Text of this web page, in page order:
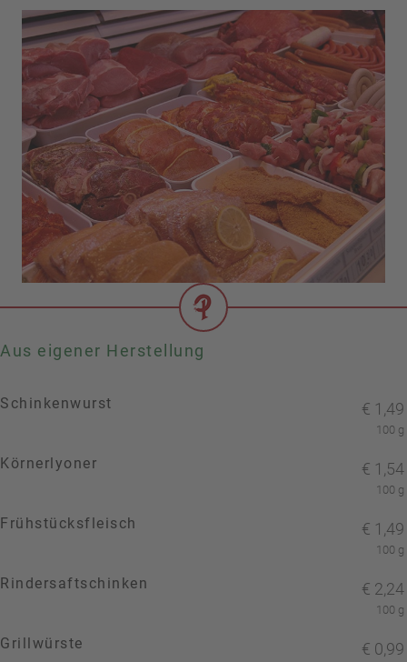
Aus eigener Herstellung
Schinkenwurst € 1,49
100 g
Körnerlyoner € 1,54
100 g
Frühstücksfleisch € 1,49
100 g
Rindersaftschinken € 2,24
100 g
Grillwürste € 0,99